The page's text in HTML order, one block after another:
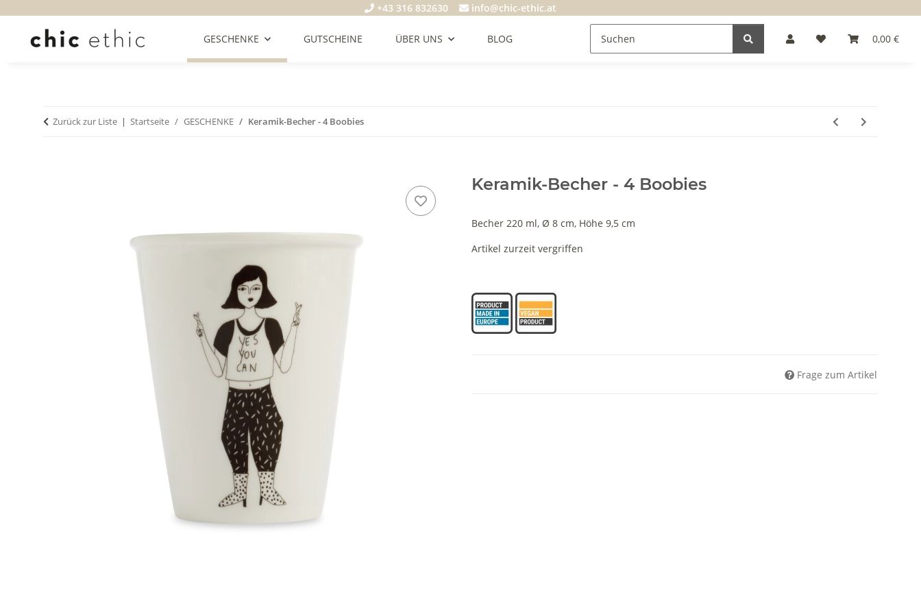
+43 316 832630 info@chic-ethic.at
0,00 €
GESCHENKE GUTSCHEINE ÜBER UNS BLOG
Zurück zur Liste Startseite GESCHENKE Keramik-Becher - 4 Boobies
Keramik-Becher - 4 Boobies
Becher 220 ml, Ø 8 cm, Höhe 9,5 cm
Artikel zurzeit vergriffen
Frage zum Artikel